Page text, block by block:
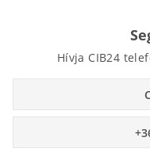
Hívja CIB24